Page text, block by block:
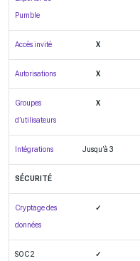
Pumble
Accès invité X
Autorisations X
Groupes
d’utilisateurs
X
Intégrations Jusqu’à 3
SÉCURITÉ
Cryptage des
données
✓
SOC 2 ✓